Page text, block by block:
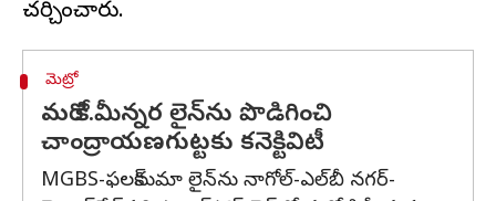
మెట్రో
మరో కి.మీన్నర లైన్‌ను పొడిగించి
చాంద్రాయణగుట్టకు కనెక్టివిటీ
MGBS-ఫలక్‌నుమా లైన్‌ను నాగోల్-ఎల్‌బీ నగర్-